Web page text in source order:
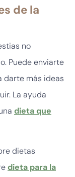
de la
no
Puede enviarte
darte más ideas
La ayuda
dieta que
dietas
dieta para la